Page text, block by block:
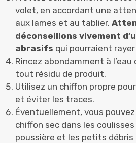
volet, en accordant une
aux lames et au tablier.
déconseillons vivement
abrasifs qui pourraient
Rincez abondamment à
tout résidu de produit.
Utilisez un chiffon propre
et éviter les traces.
Éventuellement, vous
chiffon sec dans les
poussière et les petits débris